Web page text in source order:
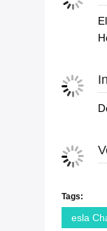
Tags:
esla